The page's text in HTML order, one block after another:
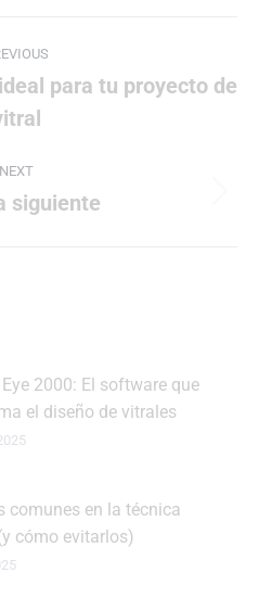
Previous
post:
para tu proyecto de
NEXT
Next
siguiente
Eye 2000: El software que
el diseño de vitrales
comunes en la técnica
cómo evitarlos)